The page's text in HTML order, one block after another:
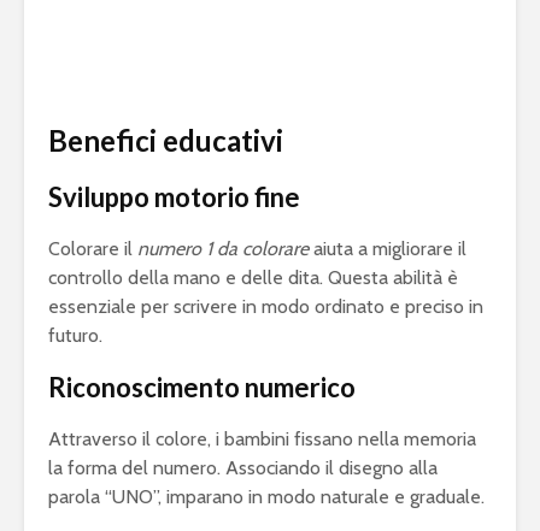
Benefici educativi
Sviluppo motorio fine
Colorare il numero 1 da colorareaiuta a migliorare il
controllo della mano e delle dita. Questa abilità è
essenziale per scrivere in modo ordinato e preciso in
futuro.
Riconoscimento numerico
Attraverso il colore, i bambini fissano nella memoria
la forma del numero. Associando il disegno alla
parola “UNO”, imparano in modo naturale e graduale.